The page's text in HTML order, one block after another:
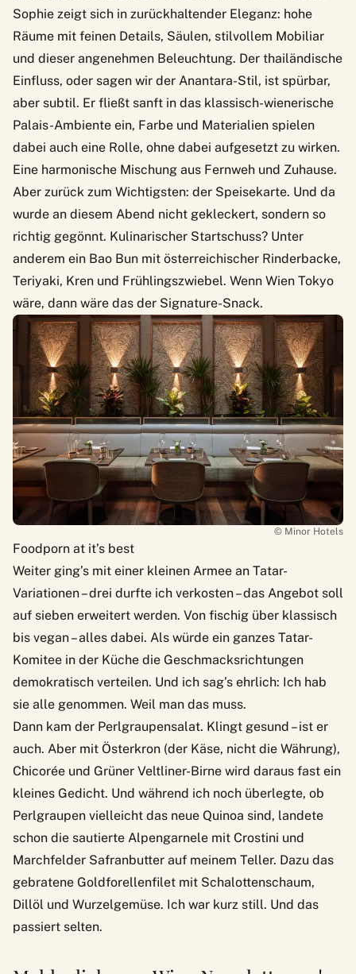
Sophie zeigt sich in zurückhaltender Eleganz: hohe
Räume mit feinen Details, Säulen, stilvollem Mobiliar
und dieser angenehmen Beleuchtung. Der thailändische
Einfluss, oder sagen wir der Anantara-Stil, ist spürbar,
aber subtil. Er fließt sanft in das klassisch-wienerische
Palais-Ambiente ein, Farbe und Materialien spielen
dabei auch eine Rolle, ohne dabei aufgesetzt zu wirken.
Eine harmonische Mischung aus Fernweh und Zuhause.
Aber zurück zum Wichtigsten: der Speisekarte. Und da
wurde an diesem Abend nicht gekleckert, sondern so
richtig gegönnt. Kulinarischer Startschuss? Unter
anderem ein Bao Bun mit österreichischer Rinderbacke,
Teriyaki, Kren und Frühlingszwiebel. Wenn Wien Tokyo
wäre, dann wäre das der Signature-Snack.
© Minor Hotels
Foodporn at it’s best
Weiter ging’s mit einer kleinen Armee an Tatar-
Variationen – drei durfte ich verkosten – das Angebot soll
auf sieben erweitert werden. Von fischig über klassisch
bis vegan – alles dabei. Als würde ein ganzes Tatar-
Komitee in der Küche die Geschmacksrichtungen
demokratisch verteilen. Und ich sag’s ehrlich: Ich hab
sie alle genommen. Weil man das muss.
Dann kam der Perlgraupensalat. Klingt gesund – ist er
auch. Aber mit Österkron (der Käse, nicht die Währung),
Chicorée und Grüner Veltliner-Birne wird daraus fast ein
kleines Gedicht. Und während ich noch überlegte, ob
Perlgraupen vielleicht das neue Quinoa sind, landete
schon die sautierte Alpengarnele mit Crostini und
Marchfelder Safranbutter auf meinem Teller. Dazu das
gebratene Goldforellenfilet mit Schalottenschaum,
Dillöl und Wurzelgemüse. Ich war kurz still. Und das
passiert selten.